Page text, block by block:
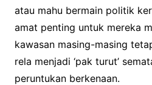
atau mahu bermain politik
amat penting untuk mereka
kawasan masing-masing
rela menjadi ‘pak turut’
peruntukan berkenaan.